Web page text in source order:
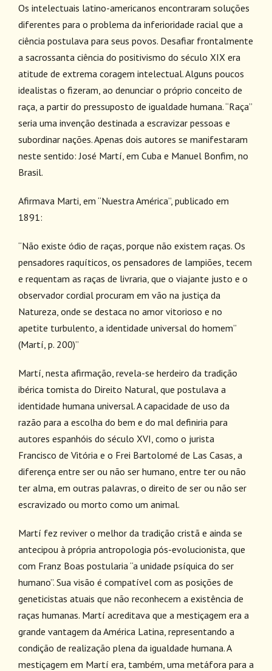
Os intelectuais latino-americanos encontraram soluções
diferentes para o problema da inferioridade racial que a
ciência postulava para seus povos. Desafiar frontalmente
a sacrossanta ciência do positivismo do século XIX era
atitude de extrema coragem intelectual. Alguns poucos
idealistas o fizeram, ao denunciar o próprio conceito de
raça, a partir do pressuposto de igualdade humana. “Raça”
seria uma invenção destinada a escravizar pessoas e
subordinar nações. Apenas dois autores se manifestaram
neste sentido: José Martí, em Cuba e Manuel Bonfim, no
Brasil.
Afirmava Marti, em “Nuestra América”, publicado em
1891:
“Não existe ódio de raças, porque não existem raças. Os
pensadores raquíticos, os pensadores de lampiões, tecem
e requentam as raças de livraria, que o viajante justo e o
observador cordial procuram em vão na justiça da
Natureza, onde se destaca no amor vitorioso e no
apetite turbulento, a identidade universal do homem”
(Martí, p. 200)”
Martí, nesta afirmação, revela-se herdeiro da tradição
ibérica tomista do Direito Natural, que postulava a
identidade humana universal. A capacidade de uso da
razão para a escolha do bem e do mal definiria para
autores espanhóis do século XVI, como o jurista
Francisco de Vitória e o Frei Bartolomé de Las Casas, a
diferença entre ser ou não ser humano, entre ter ou não
ter alma, em outras palavras, o direito de ser ou não ser
escravizado ou morto como um animal.
Martí fez reviver o melhor da tradição cristã e ainda se
antecipou à própria antropologia pós-evolucionista, que
com Franz Boas postularia “a unidade psíquica do ser
humano”. Sua visão é compatível com as posições de
geneticistas atuais que não reconhecem a existência de
raças humanas. Martí acreditava que a mestiçagem era a
grande vantagem da América Latina, representando a
condição de realização plena da igualdade humana. A
mestiçagem em Martí era, também, uma metáfora para a